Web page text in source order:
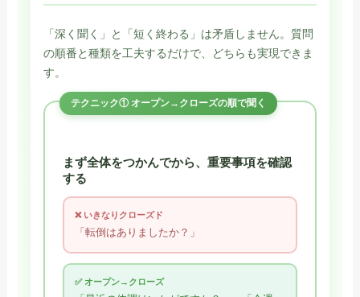
「深く聞く」と「短く終わる」は矛盾しません。質問
の順番と種類を工夫するだけで、どちらも実現できま
す。
テクニック① オープン→クローズの順で聞く
まず全体をつかんでから、重要事項を確認
する
❌ いきなりクローズド
「転倒はありましたか？」
✅ オープン→クローズ